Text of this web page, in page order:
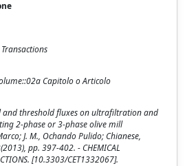
Capitolo o Articolo
and threshold fluxes on ultrafiltration and
2-phase or 3-phase olive mill
J. M., Ochando Pulido; Chianese,
pp. 397-402. - CHEMICAL
[10.3303/CET1332067].